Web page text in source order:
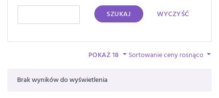
SZUKAJ WYCZYŚĆ
POKAŻ 18 Sortowanie ceny rosnąco
Brak wyników do wyświetlenia